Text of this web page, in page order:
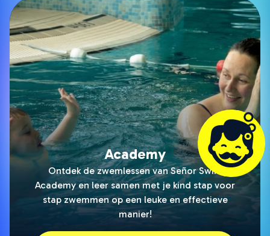
Academy
Ontdek de zwemlessen van Señor Swim
Academy en leer samen met je kind stap voor
stap zwemmen op een leuke en effectieve
manier!